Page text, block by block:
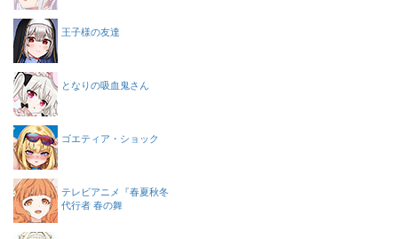
王子様の友達
となりの吸血鬼さん
ゴエティア・ショック
テレビアニメ『春夏秋冬
代行者 春の舞